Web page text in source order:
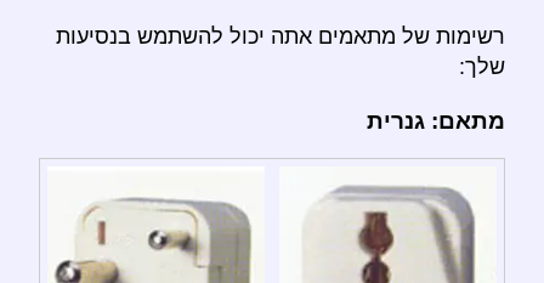
רשימות של מתאמים אתה יכול להשתמש בנסיעות
שלך:
מתאם: גנרית